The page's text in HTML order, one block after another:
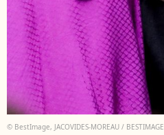
© BestImage, JACOVIDES-MOREAU / BESTIMAGE